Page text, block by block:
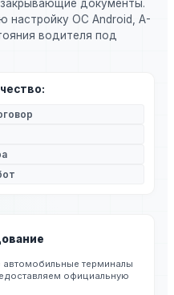
документы.
настройку ОС Android, A-
водителя под
автомобильные терминалы
официальную